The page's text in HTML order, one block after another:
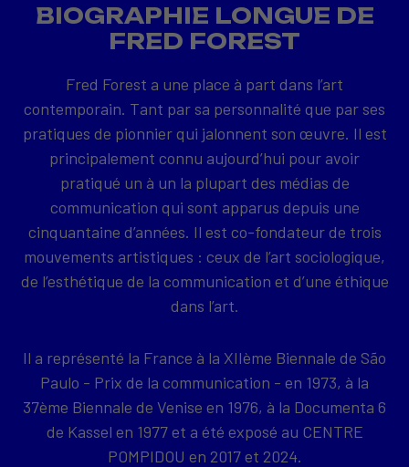
BIOGRAPHIE LONGUE DE
FRED FOREST
Fred Forest a une place à part dans l’art
contemporain. Tant par sa personnalité que par ses
pratiques de pionnier qui jalonnent son œuvre. Il est
principalement connu aujourd’hui pour avoir
pratiqué un à un la plupart des médias de
communication qui sont apparus depuis une
cinquantaine d’années. Il est co-fondateur de trois
mouvements artistiques : ceux de l’art sociologique,
de l’esthétique de la communication et d’une éthique
dans l’art.
Il a représenté la France à la XIIème Biennale de São
Paulo - Prix de la communication - en 1973, à la
37ème Biennale de Venise en 1976, à la Documenta 6
de Kassel en 1977 et a été exposé au CENTRE
POMPIDOU en 2017 et 2024.